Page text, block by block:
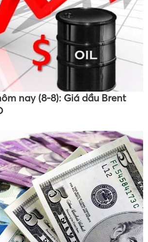
nay (8-8): Giá dầu Brent